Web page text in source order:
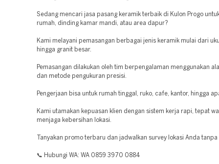
Sedang mencari jasa pasang keramik terbaik di Kulon Progo
rumah, dinding kamar mandi, atau area dapur?
Kami melayani pemasangan berbagai jenis keramik mulai dari
hingga granit besar.
Pemasangan dilakukan oleh tim berpengalaman menggunakan
dan metode pengukuran presisi.
Pengerjaan bisa untuk rumah tinggal, ruko, cafe, kantor, hingga
Kami utamakan kepuasan klien dengan sistem kerja rapi, tepat
menjaga kebersihan lokasi.
Tanyakan promo terbaru dan jadwalkan survey lokasi Anda
📞 Hubungi WA: WA 0859 3970 0884